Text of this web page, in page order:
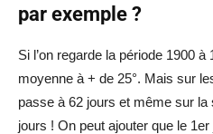
par exemple ?
Si l’on regarde la période 1900
moyenne à + de 25°. Mais sur
passe à 62 jours et même sur la
jours ! On peut ajouter que le